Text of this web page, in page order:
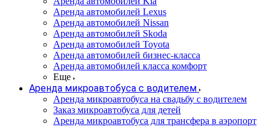
Аренда автомобилей Lexus
Аренда автомобилей Nissan
Аренда автомобилей Skoda
Аренда автомобилей Toyota
Аренда автомобилей бизнес-класса
Аренда автомобилей класса комфорт
Еще
Аренда микроавтобуса с водителем
Аренда микроавтобуса на свадьбу с водителем
Заказ микроавтобуса для детей
Аренда микроавтобуса для трансфера в аэропорт